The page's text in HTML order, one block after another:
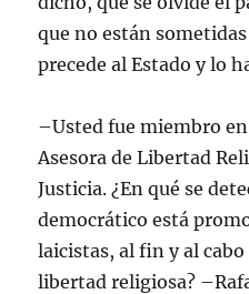
que no están
precede al Estado y lo
–Usted fue miembro
Asesora de Libertad
Justicia. ¿En qué se
democrático está
laicistas, al fin y al
libertad religiosa?